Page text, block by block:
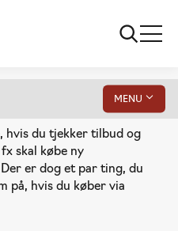
hvis du tjekker tilbud og
skal købe ny
er dog et par ting, du
på, hvis du køber via
MENU